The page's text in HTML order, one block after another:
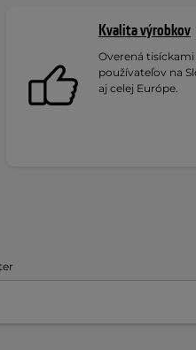
Kvalita výrobkov
Overená tisíckami
používateľov na
aj celej Európe.